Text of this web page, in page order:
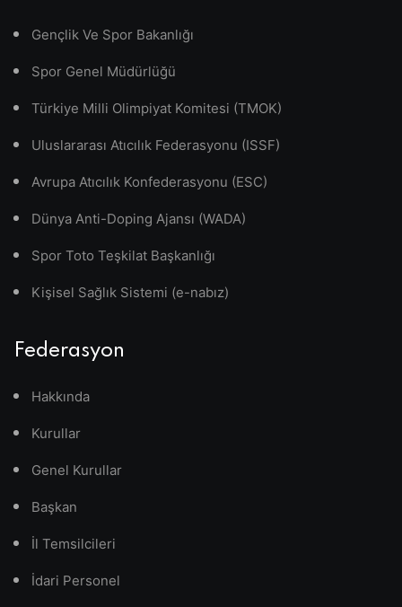
Gençlik Ve Spor Bakanlığı
Spor Genel Müdürlüğü
Türkiye Milli Olimpiyat Komitesi (TMOK)
Uluslararası Atıcılık Federasyonu (ISSF)
Avrupa Atıcılık Konfederasyonu (ESC)
Dünya Anti-Doping Ajansı (WADA)
Spor Toto Teşkilat Başkanlığı
Kişisel Sağlık Sistemi (e-nabız)
Federasyon
Hakkında
Kurullar
Genel Kurullar
Başkan
İl Temsilcileri
İdari Personel